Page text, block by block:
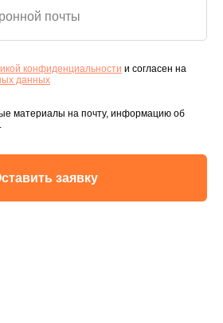
конфиденциальности и согласен на
данных
материалы на почту, информацию об
заявку